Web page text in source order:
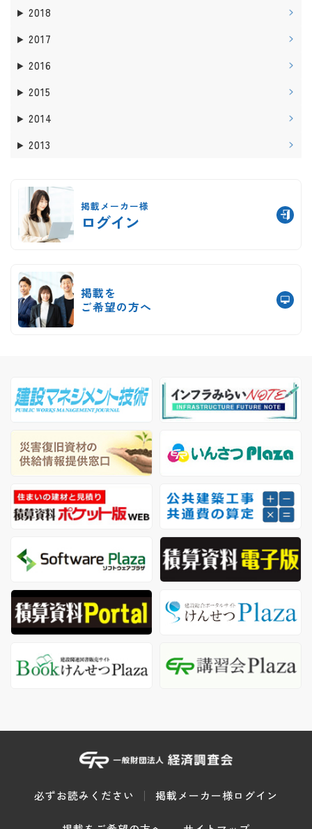
2018
2017
2016
2015
2014
2013
掲載メーカー様
ログイン
掲載を
ご希望の方へ
必ずお読みください 掲載メーカー様ログイン